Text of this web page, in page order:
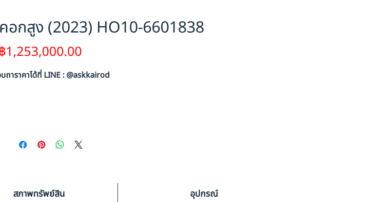
อกสูง (2023) HO10-6601838
฿1,253,000.00
ถาราคาได้ที่ LINE : @askkairod
สภาพทรัพย์สิน
อุปกรณ์